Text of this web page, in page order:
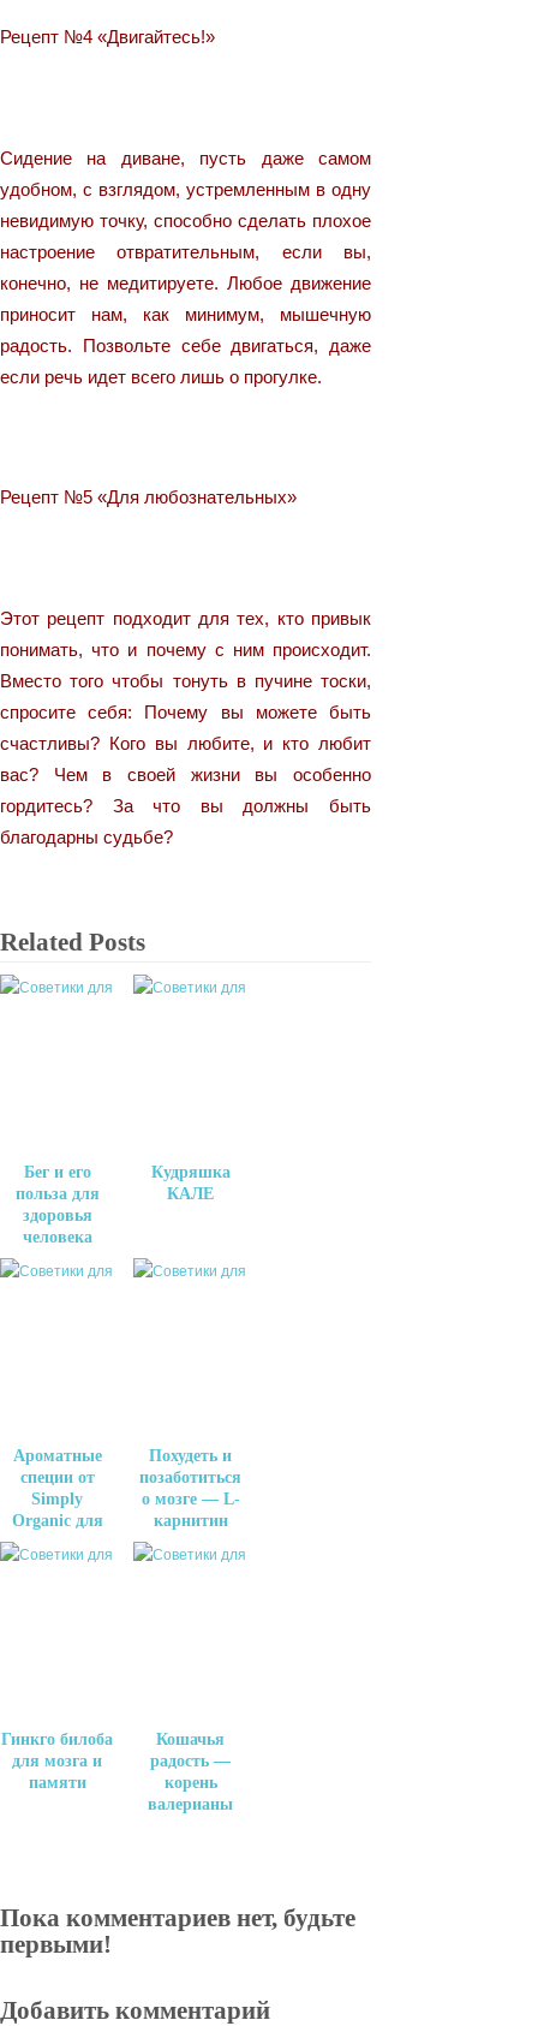
Рецепт №4 «Двигайтесь!»
Сидение на диване, пусть даже самом
удобном, с взглядом, устремленным в одну
невидимую точку, способно сделать плохое
настроение отвратительным, если вы,
конечно, не медитируете. Любое движение
приносит нам, как минимум, мышечную
радость. Позвольте себе двигаться, даже
если речь идет всего лишь о прогулке.
Рецепт №5 «Для любознательных»
Этот рецепт подходит для тех, кто привык
понимать, что и почему с ним происходит.
Вместо того чтобы тонуть в пучине тоски,
спросите себя: Почему вы можете быть
счастливы? Кого вы любите, и кто любит
вас? Чем в своей жизни вы особенно
гордитесь? За что вы должны быть
благодарны судьбе?
Related Posts
Бег и его
польза для
здоровья
человека
Кудряшка
КАЛЕ
Ароматные
специи от
Simply
Organic для
вкусовых
Похудеть и
позаботиться
о мозге — L-
карнитин
Гинкго билоба
для мозга и
памяти
Кошачья
радость —
корень
валерианы
Пока комментариев нет, будьте
первыми!
Добавить комментарий